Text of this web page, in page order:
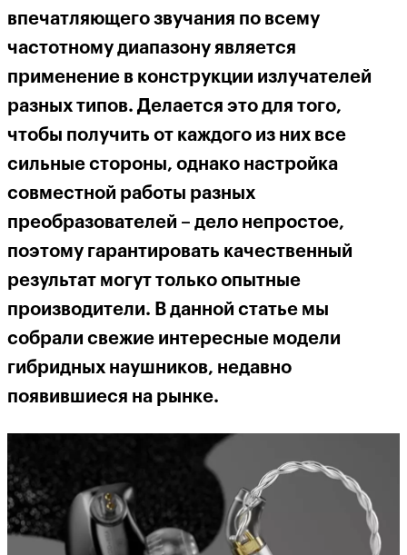
впечатляющего звучания по всему
частотному диапазону является
применение в конструкции излучателей
разных типов. Делается это для того,
чтобы получить от каждого из них все
сильные стороны, однако настройка
совместной работы разных
преобразователей – дело непростое,
поэтому гарантировать качественный
результат могут только опытные
производители. В данной статье мы
собрали свежие интересные модели
гибридных наушников, недавно
появившиеся на рынке.